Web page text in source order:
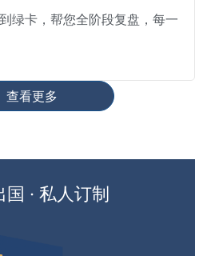
绿卡，帮您全阶段复盘，每一
查看更多
· 私人订制